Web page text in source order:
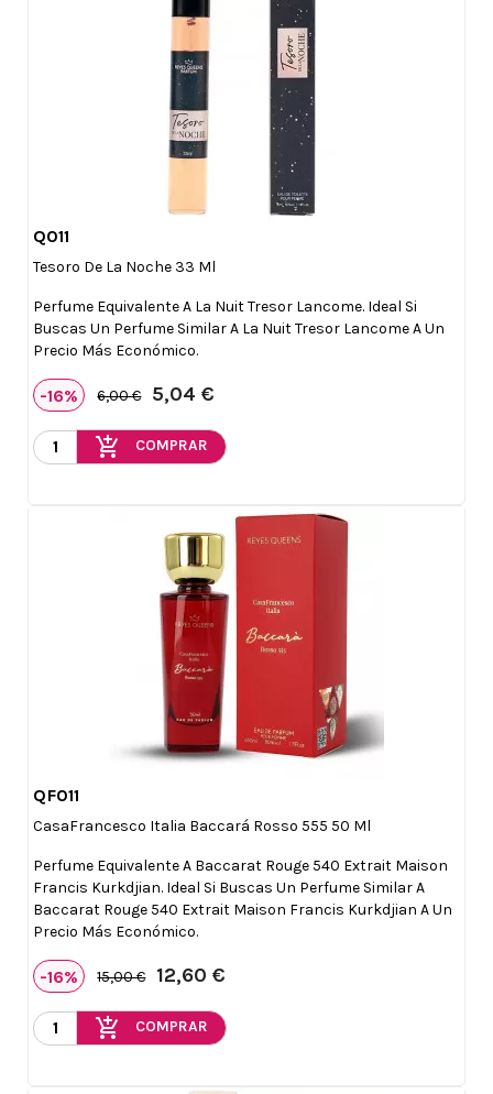
Q011
Tesoro De La Noche 33 Ml
Perfume Equivalente A La Nuit Tresor Lancome. Ideal Si
Buscas Un Perfume Similar A La Nuit Tresor Lancome A Un
Precio Más Económico.
-16% 6,00 € 5,04 €
add_shopping_cart COMPRAR
QF011
CasaFrancesco Italia Baccará Rosso 555 50 Ml
Perfume Equivalente A Baccarat Rouge 540 Extrait Maison
Francis Kurkdjian. Ideal Si Buscas Un Perfume Similar A
Baccarat Rouge 540 Extrait Maison Francis Kurkdjian A Un
Precio Más Económico.
-16% 15,00 € 12,60 €
add_shopping_cart COMPRAR